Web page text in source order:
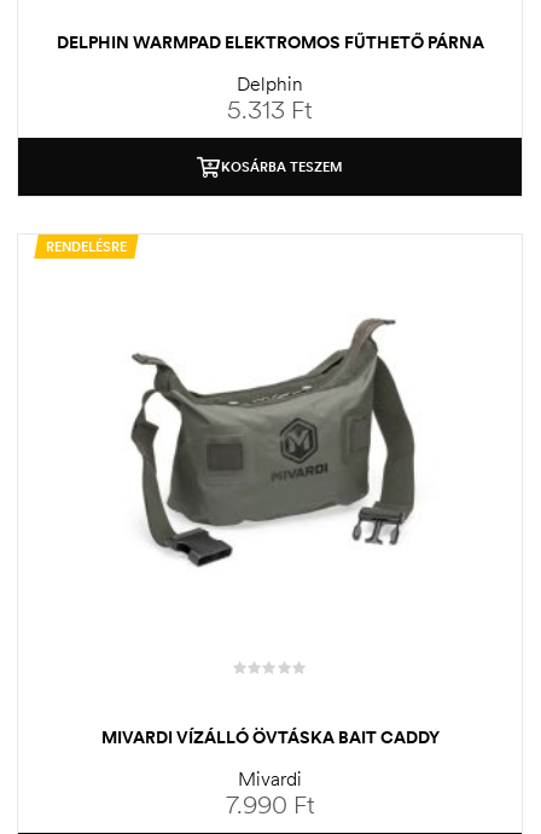
DELPHIN WARMPAD ELEKTROMOS FŰTHETŐ PÁRNA
Delphin
5.313 Ft
KOSÁRBA TESZEM
RENDELÉSRE
MIVARDI VÍZÁLLÓ ÖVTÁSKA BAIT CADDY
Mivardi
7.990 Ft